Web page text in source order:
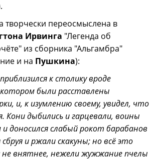
творчески переосмыслена в
Ирвинга "Легенда об
из сборника "Альгамбра"
и на Пушкина):
к столику вроде
были расставлены
и, к изумлению своему, увидел, что
Кони дыбились и гарцевали, воины
доносился слабый рокот барабанов
и ржали скакуны; но всё это
не внятнее, нежели жужжание пчелы